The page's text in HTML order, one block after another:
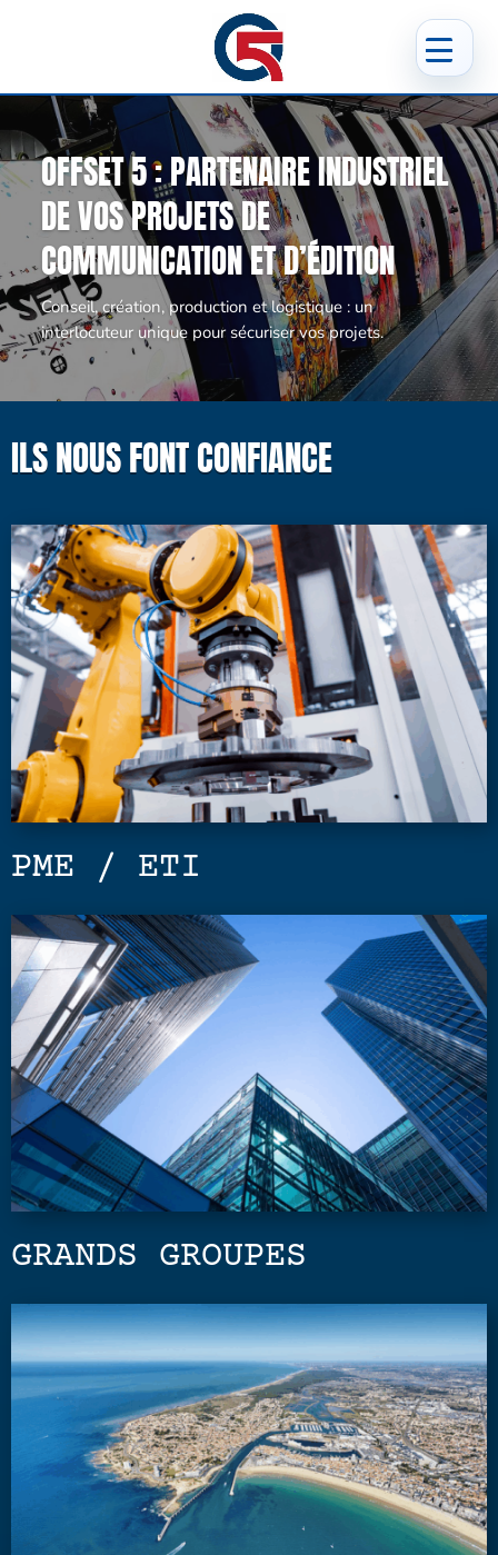
OFFSET 5 : PARTENAIRE INDUSTRIEL
DE VOS PROJETS DE
COMMUNICATION ET D’ÉDITION
Conseil, création, production et logistique : un
interlocuteur unique pour sécuriser vos projets.
ILS NOUS FONT CONFIANCE
PME / ETI
GRANDS GROUPES